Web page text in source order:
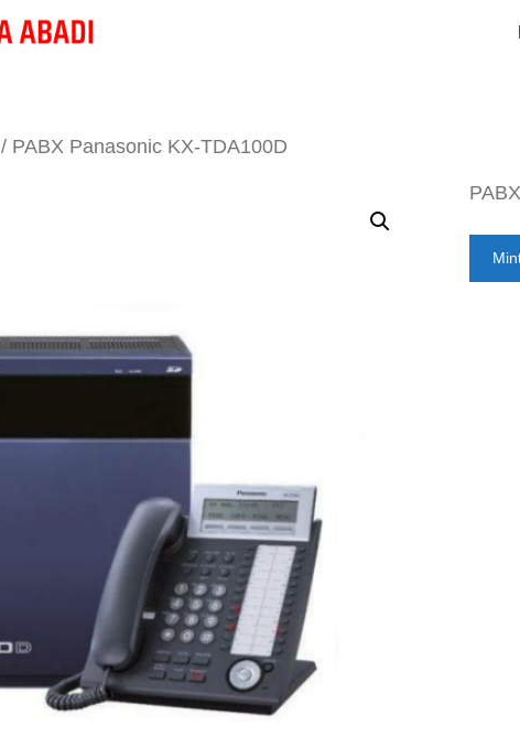
/ PABX Panasonic KX-TDA100D